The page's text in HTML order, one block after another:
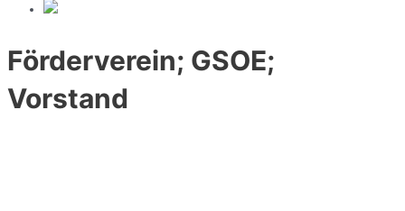
Förderverein; GSOE;
Vorstand